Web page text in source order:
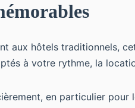
aux hôtels traditionnels,
à votre rythme, la
en particulier pour